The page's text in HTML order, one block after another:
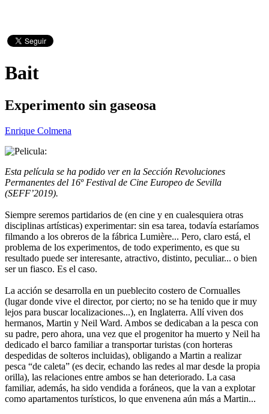
Bait
Experimento sin gaseosa
Enrique Colmena
Esta película se ha podido ver en la Sección Revoluciones
Permanentes del 16º Festival de Cine Europeo de Sevilla
(SEFF’2019).
Siempre seremos partidarios de (en cine y en cualesquiera otras
disciplinas artísticas) experimentar: sin esa tarea, todavía estaríamos
filmando a los obreros de la fábrica Lumière... Pero, claro está, el
problema de los experimentos, de todo experimento, es que su
resultado puede ser interesante, atractivo, distinto, peculiar... o bien
ser un fiasco. Es el caso.
La acción se desarrolla en un pueblecito costero de Cornualles
(lugar donde vive el director, por cierto; no se ha tenido que ir muy
lejos para buscar localizaciones...), en Inglaterra. Allí viven dos
hermanos, Martin y Neil Ward. Ambos se dedicaban a la pesca con
su padre, pero ahora, una vez que el progenitor ha muerto y Neil ha
dedicado el barco familiar a transportar turistas (con horteras
despedidas de solteros incluidas), obligando a Martin a realizar
pesca “de caleta” (es decir, echando las redes al mar desde la propia
orilla), las relaciones entre ambos se han deteriorado. La casa
familiar, además, ha sido vendida a foráneos, que la van a explotar
como apartamentos turísticos, lo que envenena aún más a Martin...